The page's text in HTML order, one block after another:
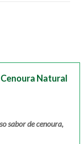
Natural
sabor de cenoura,